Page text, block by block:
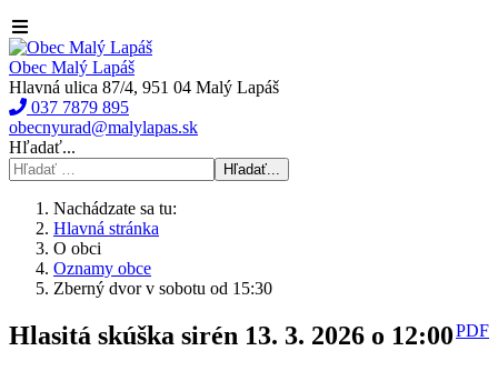
Obec Malý Lapáš
Hlavná ulica 87/4, 951 04 Malý Lapáš
037 7879 895
obecnyurad@malylapas.sk
Hľadať...
Hľadať...
Nachádzate sa tu:
Hlavná stránka
O obci
Oznamy obce
Zberný dvor v sobotu od 15:30
PDF
Hlasitá skúška sirén 13. 3. 2026 o 12:00